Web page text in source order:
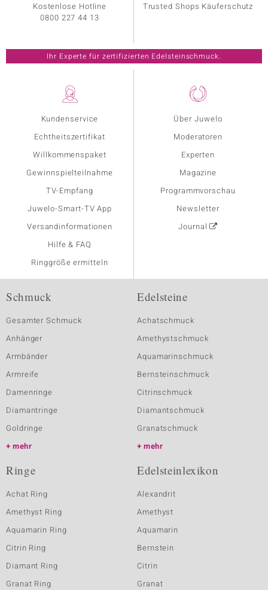
Kundenservice
Echtheitszertifikat
Willkommenspaket
Gewinnspielteilnahme
TV-Empfang
Juwelo-Smart-TV App
Versandinformationen
Hilfe & FAQ
Ringgröße ermitteln
Über Juwelo
Moderatoren
Experten
Magazine
Programmvorschau
Newsletter
Journal
Kostenlose Hotline
0800 227 44 13
Trusted Shops Käuferschutz
Ihr Experte für zertifizierten Edelsteinschmuck.
Schmuck
Gesamter Schmuck
Anhänger
Armbänder
Armreife
Damenringe
Diamantringe
Goldringe
mehr
Edelsteine
Achatschmuck
Amethystschmuck
Aquamarinschmuck
Bernsteinschmuck
Citrinschmuck
Diamantschmuck
Granatschmuck
mehr
Ringe
Achat Ring
Amethyst Ring
Aquamarin Ring
Citrin Ring
Diamant Ring
Granat Ring
Edelsteinlexikon
Alexandrit
Amethyst
Aquamarin
Bernstein
Citrin
Granat